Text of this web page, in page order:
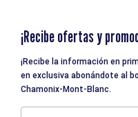
¡Recibe ofertas y
¡Recibe la información en
en exclusiva abonándote al
Chamonix-Mont-Blanc.